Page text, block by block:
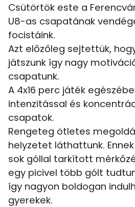
Csütörtök este a
U8-as csapatának
focistáink.
Azt előzőleg sejtettük,
játszunk így nagy
csapatunk.
A 4x16 perc játék
intenzitással és
csapatok.
Rengeteg ötletes
helyzetet láthattunk.
sok góllal tarkított
egy picivel több gólt
így nagyon boldogan
gyerekek.